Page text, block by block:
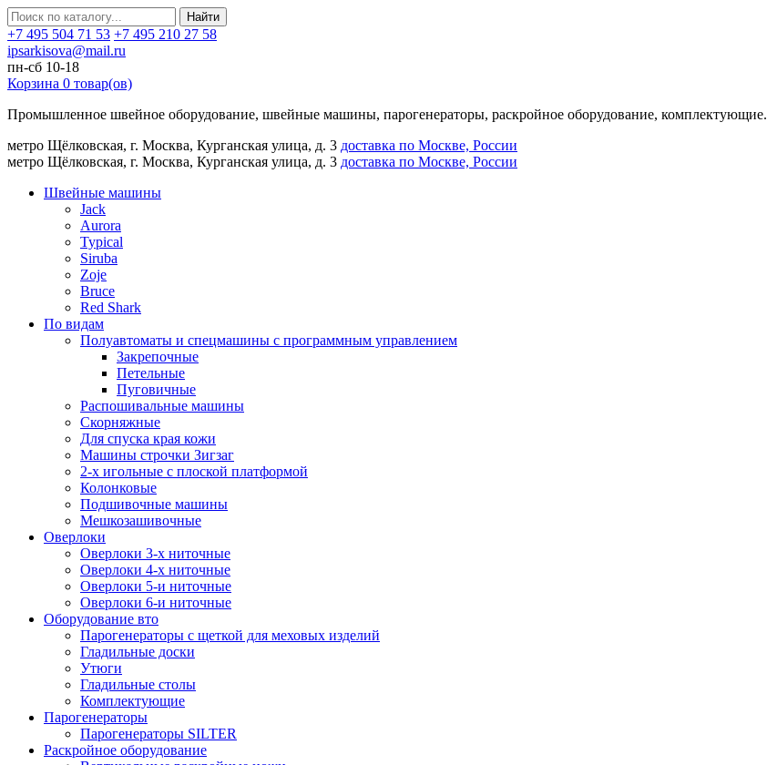
Найти
+7 495 504 71 53 +7 495 210 27 58
ipsarkisova@mail.ru
пн-сб 10-18
Корзина 0 товар(ов)
Промышленное швейное оборудование, швейные машины, парогенераторы, раскройное оборудование, комплектующие.
метро Щёлковская, г. Москва, Курганская улица, д. 3 доставка по Москве, России
метро Щёлковская, г. Москва, Курганская улица, д. 3 доставка по Москве, России
Швейные машины
Jack
Aurora
Typical
Siruba
Zoje
Bruce
Red Shark
По видам
Полуавтоматы и спецмашины с программным управлением
Закрепочные
Петельные
Пуговичные
Распошивальные машины
Скорняжные
Для спуска края кожи
Машины строчки Зигзаг
2-х игольные с плоской платформой
Колонковые
Подшивочные машины
Мешкозашивочные
Оверлоки
Оверлоки 3-х ниточные
Оверлоки 4-х ниточные
Оверлоки 5-и ниточные
Оверлоки 6-и ниточные
Оборудование вто
Парогенераторы с щеткой для меховых изделий
Гладильные доски
Утюги
Гладильные столы
Комплектующие
Парогенераторы
Парогенераторы SILTER
Раскройное оборудование